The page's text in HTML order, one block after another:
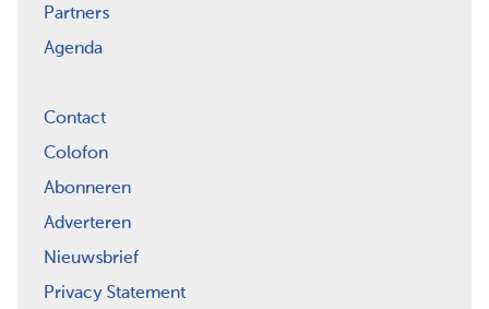
Partners
Agenda
Contact
Colofon
Abonneren
Adverteren
Nieuwsbrief
Privacy Statement